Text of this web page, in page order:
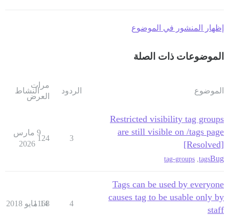
إظهار المنشور في الموضوع
الموضوعات ذات الصلة
الموضوع الردود
مرات
العرض
النشاط
Restricted visibility tag groups
are still visible on /tags page
[Resolved]
Bug
tags
tag-groups
3
124
9 مارس
2026
Tags can be used by everyone
causes tag to be usable only by
staff
4
1168
14 مايو 2018